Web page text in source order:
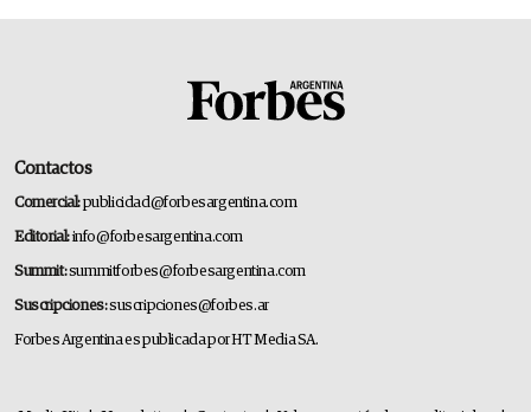
Contactos
Comercial:publicidad@forbesargentina.com
Editorial:info@forbesargentina.com
Summit:summitforbes@forbesargentina.com
Suscripciones:suscripciones@forbes.ar
Forbes Argentina es publicada por HT Media SA.